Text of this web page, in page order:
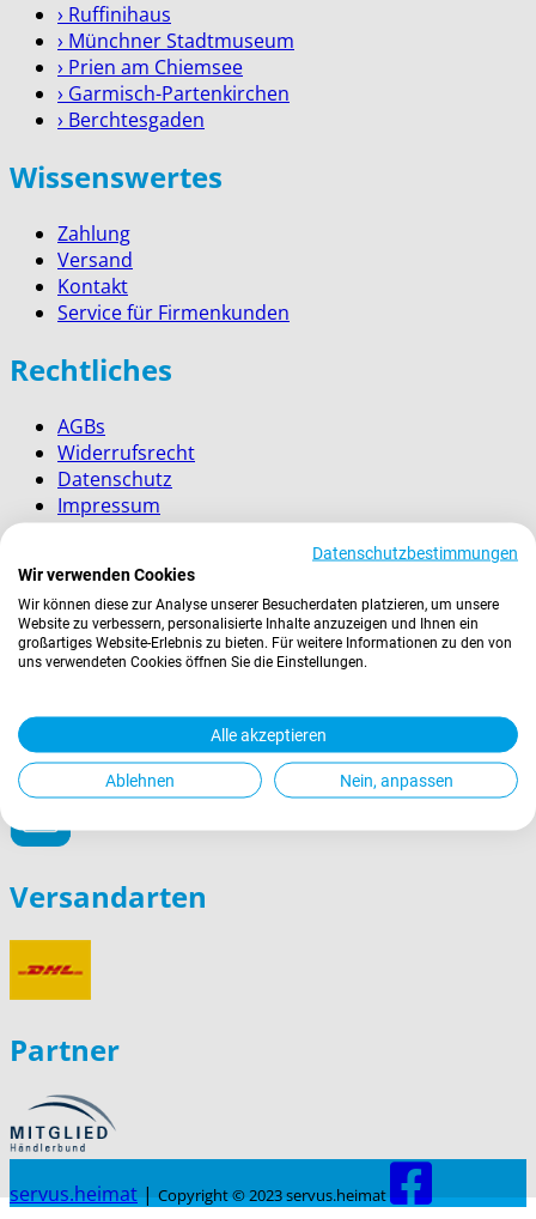
› Ruffinihaus
› Münchner Stadtmuseum
› Prien am Chiemsee
› Garmisch-Partenkirchen
› Berchtesgaden
Wissenswertes
Zahlung
Versand
Kontakt
Service für Firmenkunden
Rechtliches
AGBs
Widerrufsrecht
Datenschutz
Impressum
Newsletter abonnieren
E-
Mail-
Adresse
Abonnieren
Zahlungsarten
Versandarten
Partner
servus.heimat | Copyright © 2023 servus.heimat
Datenschutzbestimmungen
Wir verwenden Cookies
Wir können diese zur Analyse unserer Besucherdaten platzieren, um unsere
Website zu verbessern, personalisierte Inhalte anzuzeigen und Ihnen ein
großartiges Website-Erlebnis zu bieten. Für weitere Informationen zu den von
uns verwendeten Cookies öffnen Sie die Einstellungen.
Alle akzeptieren
Ablehnen Nein, anpassen